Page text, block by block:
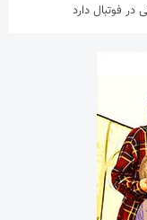
در فوتبال دارد